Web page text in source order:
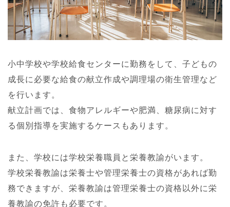
小中学校や学校給食センターに勤務をして、子どもの
成長に必要な給食の献立作成や調理場の衛生管理など
を行います。
献立計画では、食物アレルギーや肥満、糖尿病に対す
る個別指導を実施するケースもあります。
また、学校には学校栄養職員と栄養教諭がいます。
学校栄養教諭は栄養士や管理栄養士の資格があれば勤
務できますが、栄養教諭は管理栄養士の資格以外に栄
養教諭の免許も必要です。